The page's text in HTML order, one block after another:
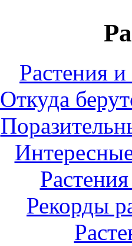
Растения
Откуда
Рекорды